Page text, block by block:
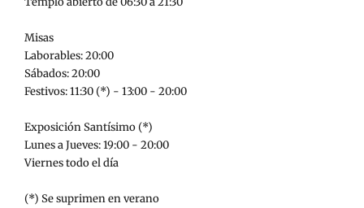
Misas
Laborables: 20:00
Sábados: 20:00
Festivos: 11:30 (*) - 13:00 - 20:00
Exposición Santísimo (*)
Lunes a Jueves: 19:00 - 20:00
Viernes todo el día
(*) Se suprimen en verano